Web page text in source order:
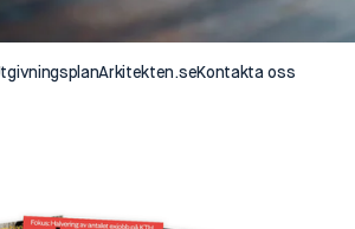
Arkitekten.seKontakta oss